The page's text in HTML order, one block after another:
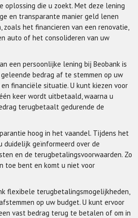
oplossing die u zoekt. Met deze lening
en transparante manier geld lenen
zoals het financieren van een renovatie,
auto of het consolideren van uw
een persoonlijke lening bij Beobank is
bedrag af te stemmen op uw
financiële situatie. U kunt kiezen voor
keer wordt uitbetaald, waarna u
terugbetaalt gedurende de
hoog in het vaandel. Tijdens het
duidelijk geïnformeerd over de
en de terugbetalingsvoorwaarden. Zo
toe bent en komt u niet voor
flexibele terugbetalingsmogelijkheden,
op uw budget. U kunt ervoor
vast bedrag terug te betalen of om in